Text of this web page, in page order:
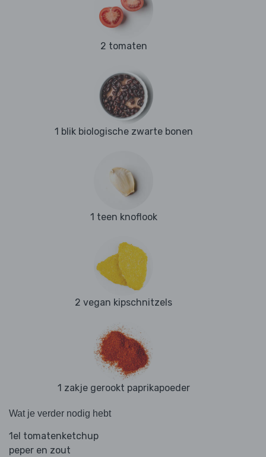
2 tomaten
1 blik biologische zwarte bonen
1 teen knoflook
2 vegan kipschnitzels
1 zakje gerookt paprikapoeder
Wat je verder nodig hebt
1el tomatenketchup
peper en zout